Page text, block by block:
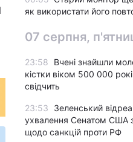
як використати його
07 серпня,
23:58
Вчені знайшли
кістки віком 500 000
свідчить
23:53
Зеленський
ухвалення Сенатом США
щодо санкцій проти РФ